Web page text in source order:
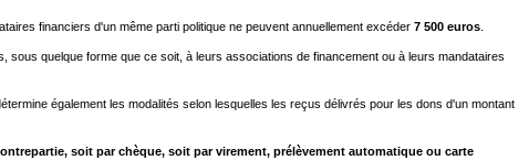
financiers d'un même parti politique ne peuvent annuellement excéder 7 500 euros
quelque forme que ce soit, à leurs associations de financement ou à leurs mandataires
également les modalités selon lesquelles les reçus délivrés pour les dons d'un montant
soit par chèque, soit par virement, prélèvement automatique ou carte